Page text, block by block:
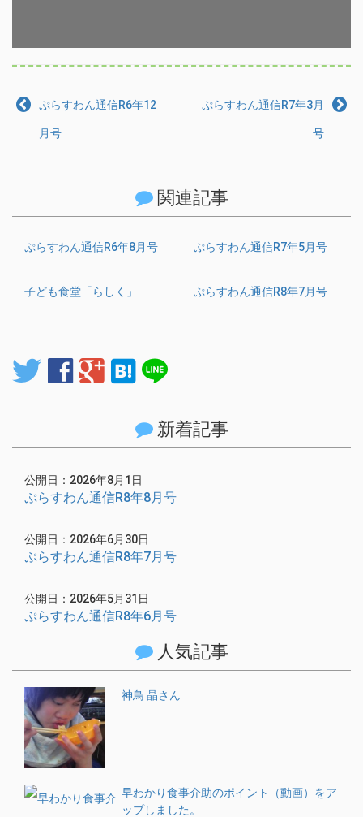
ぷらすわん通信R6年12
月号
ぷらすわん通信R7年3月
号
関連記事
ぷらすわん通信R6年8月号 ぷらすわん通信R7年5月号
子ども食堂「らしく」 ぷらすわん通信R8年7月号
twitterfacebookgooglehatenabookmarkline
新着記事
公開日：2026年8月1日
ぷらすわん通信R8年8月号
公開日：2026年6月30日
ぷらすわん通信R8年7月号
公開日：2026年5月31日
ぷらすわん通信R8年6月号
人気記事
神鳥 晶さん
早わかり食事介助のポイント（動画）をア
ップしました。